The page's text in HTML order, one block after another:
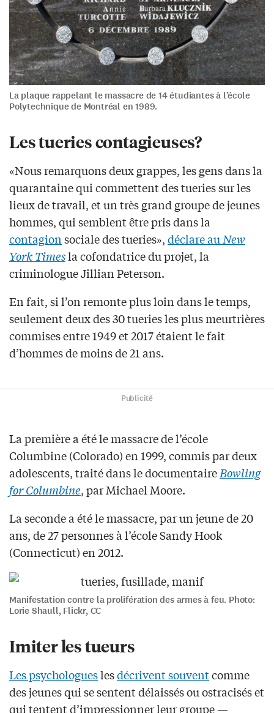
La plaque rappelant le massacre de 14 étudiantes à l’école
Polytechnique de Montréal en 1989.
Les tueries contagieuses?
«Nous remarquons deux grappes, les gens dans la
quarantaine qui commettent des tueries sur les
lieux de travail, et un très grand groupe de jeunes
hommes, qui semblent être pris dans la
contagionsociale des tueries»,déclare au New
York Timesla cofondatrice du projet, la
criminologue Jillian Peterson.
En fait, si l’on remonte plus loin dans le temps,
seulement deux des 30 tueries les plus meurtrières
commises entre 1949 et 2017 étaient le fait
d’hommes de moins de 21 ans.
Publicité
La première a été le massacre de l’école
Columbine (Colorado) en 1999, commis par deux
adolescents, traité dans le documentaireBowling
for Columbine, par Michael Moore.
La seconde a été le massacre, par un jeune de 20
ans, de 27 personnes à l’école Sandy Hook
(Connecticut) en 2012.
Manifestation contre la prolifération des armes à feu. Photo:
Lorie Shaull, Flickr, CC
Imiter les tueurs
Les psychologueslesdécrivent souventcomme
des jeunes qui se sentent délaissés ou ostracisés et
qui tentent d’impressionner leur groupe —